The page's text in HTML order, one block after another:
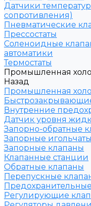
Датчики
сопротивления)
Пневматические
Прессостаты
Соленоидные
автоматики
Термостаты
Промышленная
Назад
Промышленная
Внутренние
Датчик уровня
Запорно-обратные
Запорные
Запорные клапаны
Клапанные станции
Обратные клапаны
Перепускные
Регулирующие